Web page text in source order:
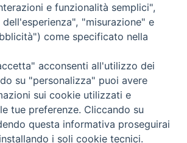
Melfi Rapolla Venosa
- 85025 MELFI (PZ) •
Tel. 0972238604
PEC ufficiale della Diocesi:
e funzionalità semplici",
"misurazione" e
come specificato nella
acconsenti all'utilizzo dei
su "personalizza" puoi avere
sui cookie utilizzati e
tue preferenze. Cliccando su
questa informativa proseguirai
i soli cookie tecnici.